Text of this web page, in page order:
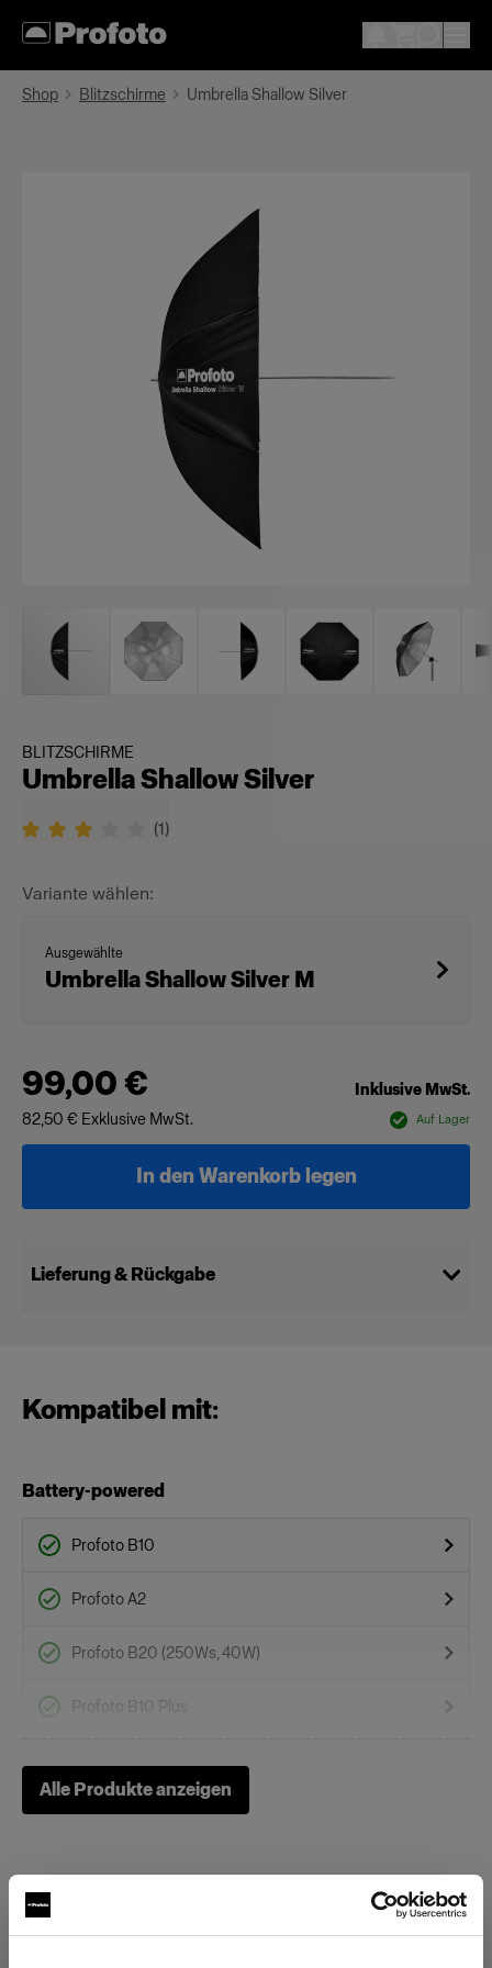
Shop Blitzschirme Umbrella Shallow Silver
BLITZSCHIRME
Umbrella Shallow Silver
(1)
Variante wählen:
Ausgewählte
Umbrella Shallow Silver M
99,00 €
Inklusive MwSt.
82,50 € Exklusive MwSt. Auf Lager
In den Warenkorb legen
Lieferung & Rückgabe
Kompatibel mit:
Battery-powered
Profoto B10
Profoto A2
Profoto B20 (250Ws, 40W)
Profoto B10 Plus
Profoto B1
Alle Produkte anzeigen